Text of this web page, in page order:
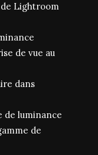
de Lightroom
de vue au
dans
de luminance
de